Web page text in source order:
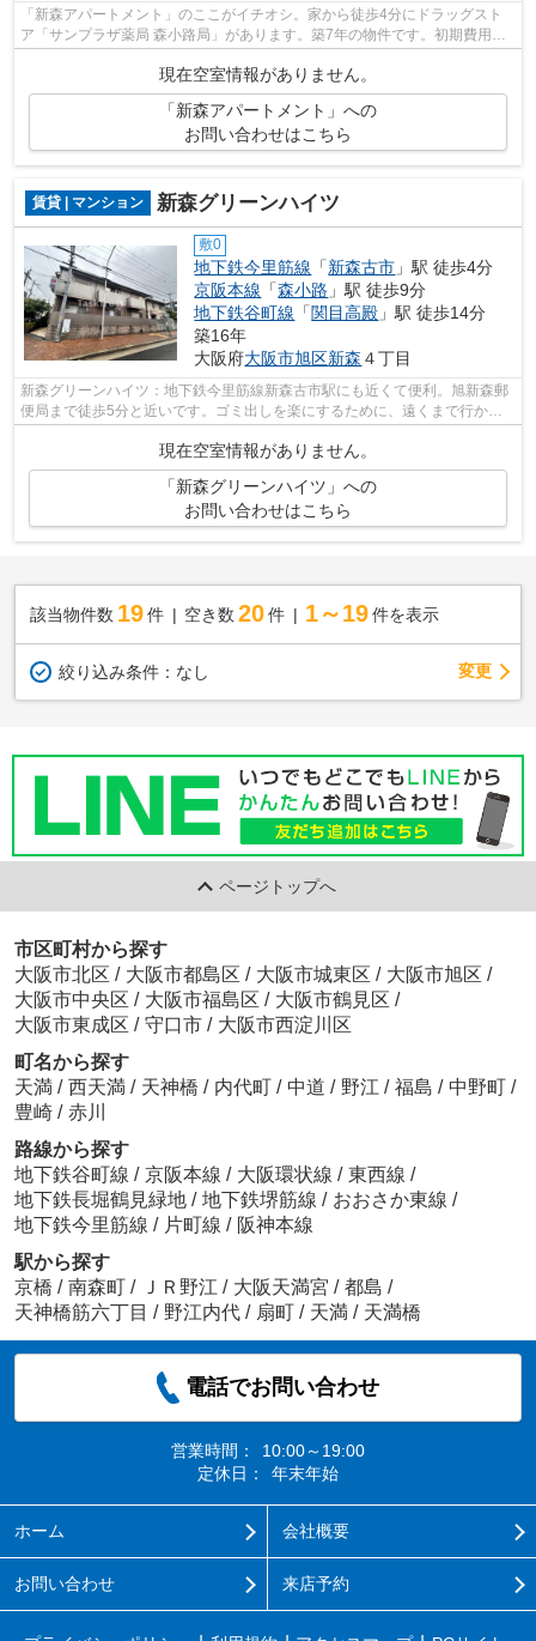
「新森アパートメント」のここがイチオシ。家から徒歩4分にドラッグスト
ア「サンプラザ薬局 森小路局」があります。築7年の物件です。初期費用の
カード決済ができます。当社スタッフが...
現在空室情報がありません。
「新森アパートメント」への
お問い合わせはこちら
賃貸 | マンション 新森グリーンハイツ
敷0
地下鉄今里筋線 「新森古市 」駅 徒歩4分
京阪本線 「森小路 」駅 徒歩9分
地下鉄谷町線 「関目高殿 」駅 徒歩14分
築16年
大阪府大阪市旭区新森 ４丁目
新森グリーンハイツ：地下鉄今里筋線新森古市駅にも近くて便利。旭新森郵
便局まで徒歩5分と近いです。ゴミ出しを楽にするために、遠くまで行かず
現在空室情報がありません。
「新森グリーンハイツ」への
お問い合わせはこちら
該当物件数 19件 空き数 20 件 1～19 件を表示
絞り込み条件： なし 変更
ページトップへ
市区町村から探す
大阪市北区 / 大阪市都島区 / 大阪市城東区 / 大阪市旭区 /
大阪市中央区 / 大阪市福島区 / 大阪市鶴見区 /
大阪市東成区 / 守口市 / 大阪市西淀川区
町名から探す
天満 / 西天満 / 天神橋 / 内代町 / 中道 / 野江 / 福島 / 中野町 /
豊崎 / 赤川
路線から探す
地下鉄谷町線 / 京阪本線 / 大阪環状線 / 東西線 /
地下鉄長堀鶴見緑地 / 地下鉄堺筋線 / おおさか東線 /
地下鉄今里筋線 / 片町線 / 阪神本線
駅から探す
京橋 / 南森町 / ＪＲ野江 / 大阪天満宮 / 都島 /
天神橋筋六丁目 / 野江内代 / 扇町 / 天満 / 天満橋
電話でお問い合わせ
営業時間：
10:00～19:00
定休日：
年末年始
ホーム 会社概要
お問い合わせ 来店予約